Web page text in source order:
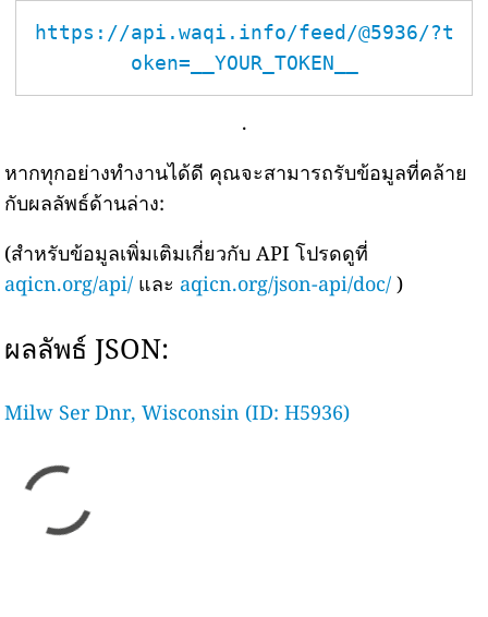
https://api.waqi.info/feed/@5936/?t
oken=__YOUR_TOKEN__
.
หากทุกอย่างทำงานได้ดี คุณจะสามารถรับข้อมูลที่คล้าย
กับผลลัพธ์ด้านล่าง:
(สำหรับข้อมูลเพิ่มเติมเกี่ยวกับ API โปรดดูที่
aqicn.org/api/ และ aqicn.org/json-api/doc/ )
ผลลัพธ์ JSON:
Milw Ser Dnr, Wisconsin (ID: H5936)